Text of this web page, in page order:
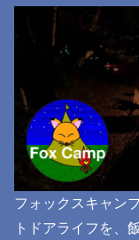
フォックスキャン
トドアライフを、